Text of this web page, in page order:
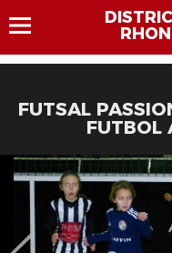
FUTSAL
FUTBOL